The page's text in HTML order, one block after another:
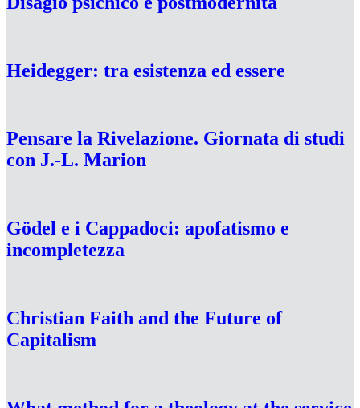
Heidegger: tra esistenza ed essere
Pensare la Rivelazione. Giornata di studi
con J.-L. Marion
Gödel e i Cappadoci: apofatismo e
incompletezza
Christian Faith and the Future of
Capitalism